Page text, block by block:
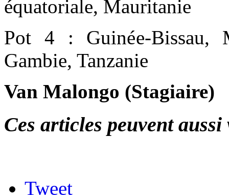
équatoriale, Mauritanie
Pot 4 : Guinée-Bissau,
Gambie, Tanzanie
Van Malongo (Stagiaire)
Ces articles peuvent
Tweet